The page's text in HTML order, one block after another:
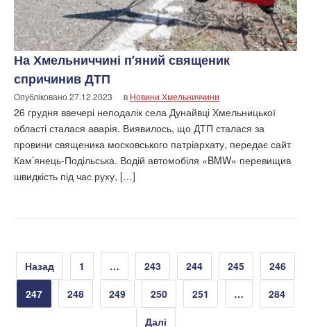
На Хмельниччині п’яний священик
спричинив ДТП
Опубліковано27.12.2023 в Новини Хмельниччини
26 грудня ввечері неподалік села Дунайвці Хмельницької
області сталася аварія. Виявилось, що ДТП сталася за
провини священика московського патріархату, передає сайт
Кам’янець-Подільська. Водій автомобіля «BMW» перевищив
швидкість під час руху, […]
Пагінація
записів
Назад 1 … 243 244 245
246
247
248 249 250 251 …
284
Далі